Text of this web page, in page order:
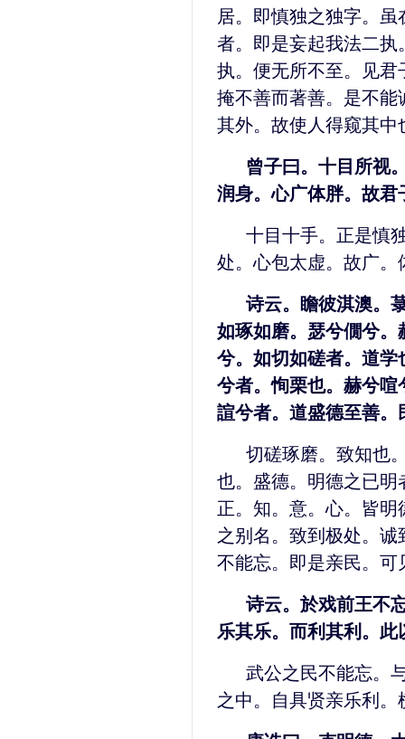
居。即慎独之独字。
者。即是妄起我法二
执。便无所不至。见
掩不善而著善。是不
其外。故使人得窥其中
曾子曰。十目所视
润身。心广体胖。故君
十目十手。正是慎
处。心包太虚。故广。
诗云。瞻彼淇澳。
如琢如磨。瑟兮僩兮
兮。如切如磋者。道
兮者。恂栗也。赫兮
諠兮者。道盛德至善。
切磋琢磨。致知也
也。盛德。明德之已
正。知。意。心。皆
之别名。致到极处。
不能忘。即是亲民。
诗云。於戏前王不
乐其乐。而利其利。此
武公之民不能忘。
之中。自具贤亲乐利